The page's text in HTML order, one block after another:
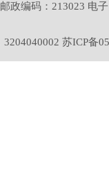
政编码：213023 电
苏ICP备